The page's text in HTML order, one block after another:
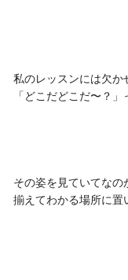
私のレッスンには欠か
「どこだどこだ〜？
その姿を見ていてなの
揃えてわかる場所に置